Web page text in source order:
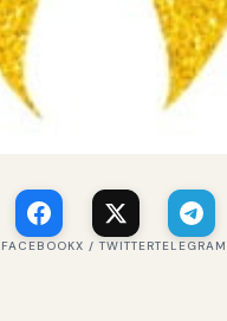
FACEBOOKX / TWITTERTELEGRAM